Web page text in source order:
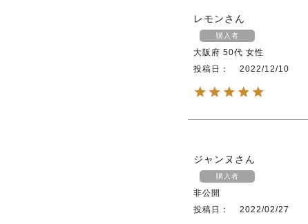
レモン
購入者
大阪府 50代 女性
投稿日
2022/12/10
ジャンヌ
購入者
非公開
投稿日
2022/02/27